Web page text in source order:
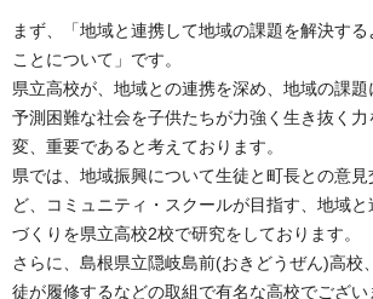
まず、「地域と連携して地域の課題を解決す
ことについて」です。
県立高校が、地域との連携を深め、地域の課題
予測困難な社会を子供たちが力強く生き抜く
変、重要であると考えております。
県では、地域振興について生徒と町長との意
ど、コミュニティ・スクールが目指す、地域
づくりを県立高校2校で研究をしております。
さらに、島根県立隠岐島前(おきどうぜん)高校
徒が履修するなどの取組で有名な高校でござ